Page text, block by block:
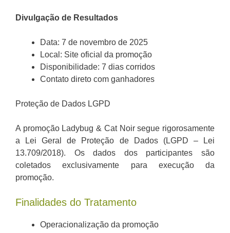
Divulgação de Resultados
Data: 7 de novembro de 2025
Local: Site oficial da promoção
Disponibilidade: 7 dias corridos
Contato direto com ganhadores
Proteção de Dados LGPD
A promoção Ladybug & Cat Noir segue rigorosamente
a Lei Geral de Proteção de Dados (LGPD – Lei
13.709/2018). Os dados dos participantes são
coletados exclusivamente para execução da
promoção.
Finalidades do Tratamento
Operacionalização da promoção